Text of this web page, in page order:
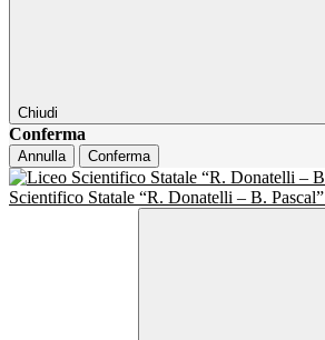
Chiudi
Conferma
Annulla Conferma
Scientifico Statale “R. Donatelli – B. Pascal”